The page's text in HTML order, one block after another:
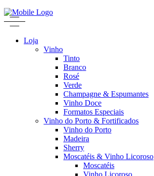
Loja
Vinho
Tinto
Branco
Rosé
Verde
Champagne & Espumantes
Vinho Doce
Formatos Especiais
Vinho do Porto & Fortificados
Vinho do Porto
Madeira
Sherry
Moscatéis & Vinho Licoroso
Moscatéis
Vinho Licoroso